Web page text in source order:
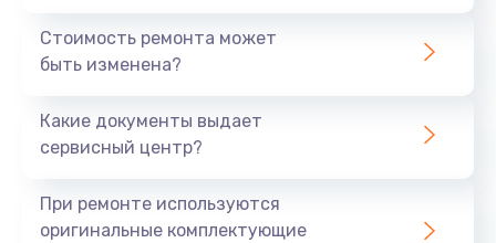
Стоимость ремонта может
быть изменена?
Какие документы выдает
сервисный центр?
При ремонте используются
оригинальные комплектующие